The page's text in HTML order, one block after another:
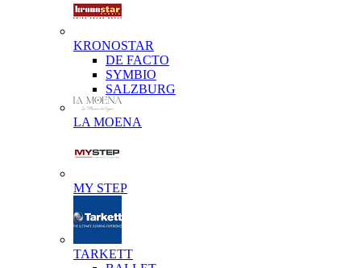
KRONOSTAR
DE FACTO
SYMBIO
SALZBURG
LA MOENA
MY STEP
TARKETT